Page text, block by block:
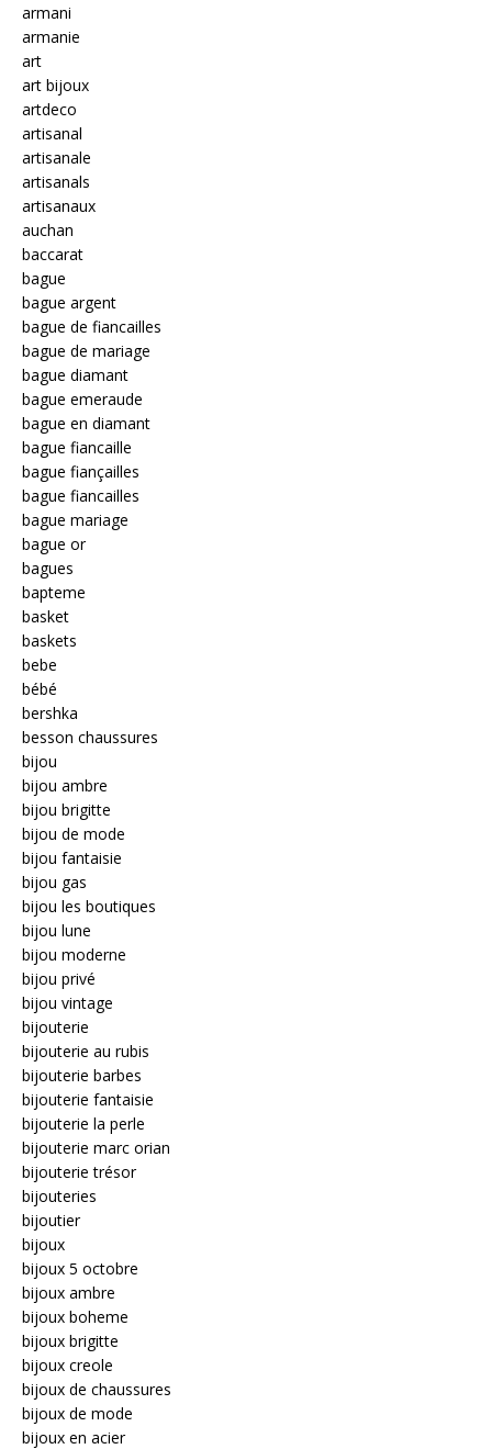
armani
armanie
art
art bijoux
artdeco
artisanal
artisanale
artisanals
artisanaux
auchan
baccarat
bague
bague argent
bague de fiancailles
bague de mariage
bague diamant
bague emeraude
bague en diamant
bague fiancaille
bague fiançailles
bague fiancailles
bague mariage
bague or
bagues
bapteme
basket
baskets
bebe
bébé
bershka
besson chaussures
bijou
bijou ambre
bijou brigitte
bijou de mode
bijou fantaisie
bijou gas
bijou les boutiques
bijou lune
bijou moderne
bijou privé
bijou vintage
bijouterie
bijouterie au rubis
bijouterie barbes
bijouterie fantaisie
bijouterie la perle
bijouterie marc orian
bijouterie trésor
bijouteries
bijoutier
bijoux
bijoux 5 octobre
bijoux ambre
bijoux boheme
bijoux brigitte
bijoux creole
bijoux de chaussures
bijoux de mode
bijoux en acier